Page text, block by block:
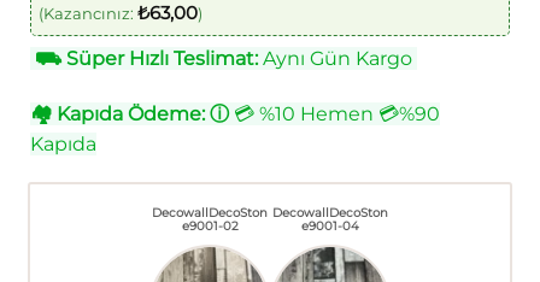
(Kazancınız: ₺63,00)
⛟Süper Hızlı Teslimat:Aynı Gün Kargo
🏘 Kapıda Ödeme: ⓘ💳 %10 Hemen 💳%90
Kapıda
DecowallDecoSton
e9001-02
DecowallDecoSton
e9001-04